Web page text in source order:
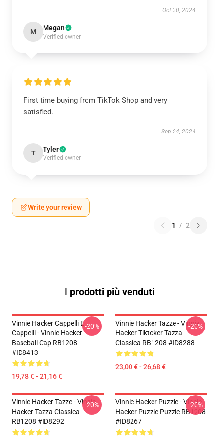
Oct 30, 2024
M Megan
Verified owner
First time buying from TikTok Shop and very
satisfied.
Sep 24, 2024
T Tyler
Verified owner
Write your review
1 / 2
I prodotti più venduti
Vinnie Hacker Cappelli E
Cappelli - Vinnie Hacker
Baseball Cap RB1208
#ID8413
19,78 € - 21,16 €
-20%
Vinnie Hacker Tazze - Vinnie
Hacker Tiktoker Tazza
Classica RB1208 #ID8288
23,00 € - 26,68 €
-20%
Vinnie Hacker Tazze - Vinnie
Hacker Tazza Classica
RB1208 #ID8292
-20%
Vinnie Hacker Puzzle - Vinnie
Hacker Puzzle Puzzle RB1208
#ID8267
-20%